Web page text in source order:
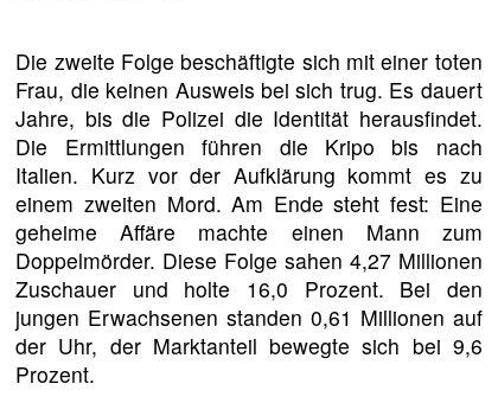
Die zweite Folge beschäftigte sich mit einer toten
Frau, die keinen Ausweis bei sich trug. Es dauert
Jahre, bis die Polizei die Identität herausfindet.
Die Ermittlungen führen die Kripo bis nach
Italien. Kurz vor der Aufklärung kommt es zu
einem zweiten Mord. Am Ende steht fest: Eine
geheime Affäre machte einen Mann zum
Doppelmörder. Diese Folge sahen 4,27 Millionen
Zuschauer und holte 16,0 Prozent. Bei den
jungen Erwachsenen standen 0,61 Millionen auf
der Uhr, der Marktanteil bewegte sich bei 9,6
Prozent.